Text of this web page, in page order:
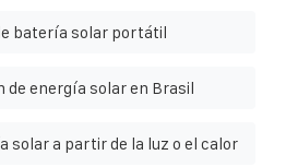
batería solar portátil
de energía solar en Brasil
solar a partir de la luz o el calor